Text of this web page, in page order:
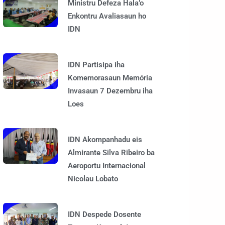
Ministru Defeza Hala’o
Enkontru Avaliasaun ho
IDN
IDN Partisipa iha
Komemorasaun Memória
Invasaun 7 Dezembru iha
Loes
IDN Akompanhadu eis
Almirante Silva Ribeiro ba
Aeroportu Internacional
Nicolau Lobato
IDN Despede Dosente